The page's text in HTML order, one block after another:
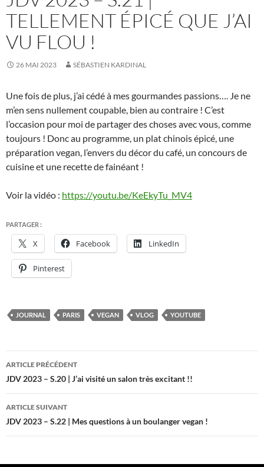
TELLEMENT ÉPICÉ QUE J’AI
VU FLOU !
26 MAI 2023 SÉBASTIEN KARDINAL
Une fois de plus, j’ai cédé à mes gourmandes passions…. Je ne
m’en sens nullement coupable, bien au contraire ! C’est
l’occasion pour moi de partager des choses avec vous, comme
toujours ! Donc au programme, un plat chinois épicé, une
préparation vegan, l’envers du décor du café, un concours de
cuisine et une recette de fainéant !
Voir la vidéo : https://youtu.be/KeEkyTu_MV4
PARTAGER :
X Facebook LinkedIn
Pinterest
JOURNAL PARIS VEGAN VLOG YOUTUBE
Navigation
des
articles
ARTICLE PRÉCÉDENT
JDV 2023 – S.20 | J’ai visité un salon très excitant !!
ARTICLE SUIVANT
JDV 2023 – S.22 | Mes questions à un boulanger vegan !